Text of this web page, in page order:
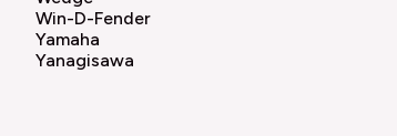
Win-D-Fender
Yamaha
Yanagisawa